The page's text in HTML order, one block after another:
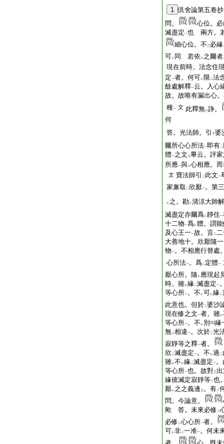
1 倶舍論第五卷抄
問。
心位。
滅盡定一也 兩方。
細心位。不三必緣
可レ 同 若依 レ之爾
現在前時。法念住
定一者。何可レ限 二法
餘處解釋一云。入心
故。故唯有漏出心
種一 文 此釋無レ諍。
何
答。光法師。引
下婆
爾所心心所法一即有二
體一之文 上畢云。評
所應一與レ心相應。
文 寶法師引 二 此文一
家兼取 二 欣厭一。第
レ之。勘二清涼大師
滅盡定亦爾爲二靜住一
十二物一爲レ體。謂
及心王一一故。言二
大善地十。欣厭隨
物一。不相應行替處
心所法一。爲二 定體一
厭心所。隨 レ應現起
時。雖レ緣二滅盡定一
等心所一。不 レ可レ緣二
此意也。但於二婆沙
現在修之文一者。雖レ
等心所一。不 レ別
緣
無二相違一。次於二光
寂靜等之釋一者。
欣 二滅盡定一。不 レ過 二
雖レ不 レ緣二滅盡定一
等心所一也。故對三
緣彼滅定寂靜等一也
厭レ之之義邊 上 。有二
問。今論意。
歟 答。未來必修 二
必修 二心心所一者。
可レ非二一准一。何未